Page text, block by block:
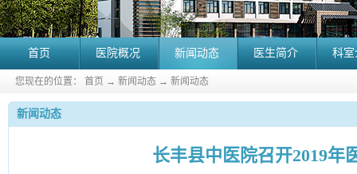
首页 医院概况 新闻动态 医生简介 科
您现在的位置： 首页 → 新闻动态 → 新闻动态
新闻动态
长丰县中医院召开2019年